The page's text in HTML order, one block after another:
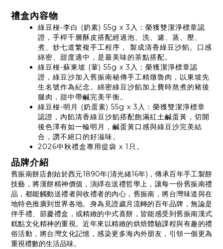
禮盒內容物
綠豆椪-李白 (奶素) 55g x 3入：榮獲雙潔淨標章認
證，手桿千層酥皮搭配經過泡、洗、濾、蒸、壓、
煮、炒七道繁複手工程序， 製成清香綠豆沙餡。口感
綿密、甜度適中，是最美味的茶點搭配。
綠豆椪-蘇東坡 (葷) 55g x 3入：榮獲潔淨標章認
證，綠豆沙加入舊振南秘傳手工精燉魯肉，以東坡先
生名號作為紀念。綿密綠豆沙餡加上費時熬煮的豬後
腿肉，甜中帶鹹完美平衡。
綠豆椪-明月 (奶蛋素) 55g x 3入：榮獲雙潔淨標章
認證，內餡清香綠豆沙餡搭配飽滿紅土鹹蛋黃，切開
後色澤有如一輪明月，鹹蛋黃口感與綠豆沙完美結
合，讚不絕口的好滋味。
2026中秋禮盒專用提袋 x 1只。
品牌介紹
舊振南餅店創始於西元1890年(清光緒16年)，傳承百年手工製餅
技藝，將漢餅精神價值，演繹在送禮哲學上，讓每一份舊振南禮
品，都能觸動送禮者與收禮者的內心，舊振南，將台灣味道與在
地特色推廣到世界各地。身為見證歲月流轉的百年品牌，無論是
伴手禮、節慶禮盒，或精緻的中式喜餅，皆能感受到舊振南漢式
糕點文化精神的重視。近年來以精緻的烘焙體驗課程與有趣的禮
俗活動，將台灣文化記憶，感染更多海內外朋友，引領一個更為
重視禮數的生活品味。